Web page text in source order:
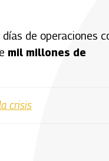
de operaciones
mil millones de
crisis